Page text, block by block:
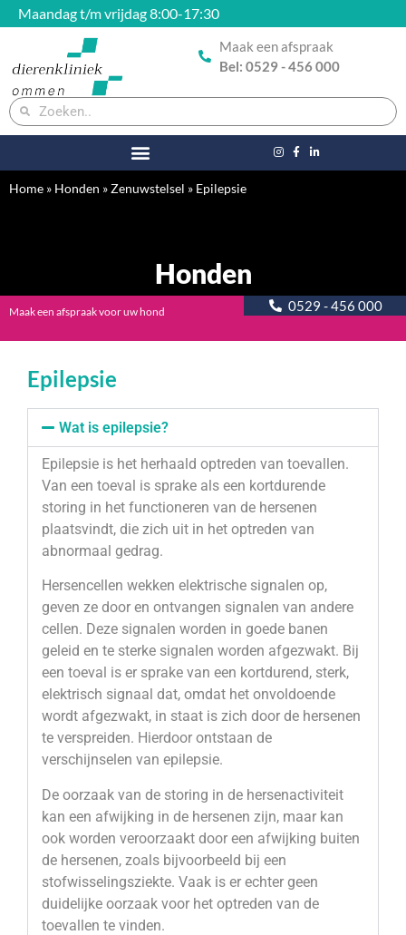
Maandag t/m vrijdag 8:00-17:30
Maak een afspraak
Bel: 0529 - 456 000
Home » Honden »Zenuwstelsel » Epilepsie
Honden
Maak een afspraak voor uw hond 0529 - 456 000
Epilepsie
Wat is epilepsie?
Epilepsie is het herhaald optreden van toevallen.
Van een toeval is sprake als een kortdurende
storing in het functioneren van de hersenen
plaatsvindt, die zich uit in het optreden van
abnormaal gedrag.
Hersencellen wekken elektrische signalen op,
geven ze door en ontvangen signalen van andere
cellen. Deze signalen worden in goede banen
geleid en te sterke signalen worden afgezwakt. Bij
een toeval is er sprake van een kortdurend, sterk,
elektrisch signaal dat, omdat het onvoldoende
wordt afgezwakt, in staat is zich door de hersenen
te verspreiden. Hierdoor ontstaan de
verschijnselen van epilepsie.
De oorzaak van de storing in de hersenactiviteit
kan een afwijking in de hersenen zijn, maar kan
ook worden veroorzaakt door een afwijking buiten
de hersenen, zoals bijvoorbeeld bij een
stofwisselingsziekte. Vaak is er echter geen
duidelijke oorzaak voor het optreden van de
toevallen te vinden.